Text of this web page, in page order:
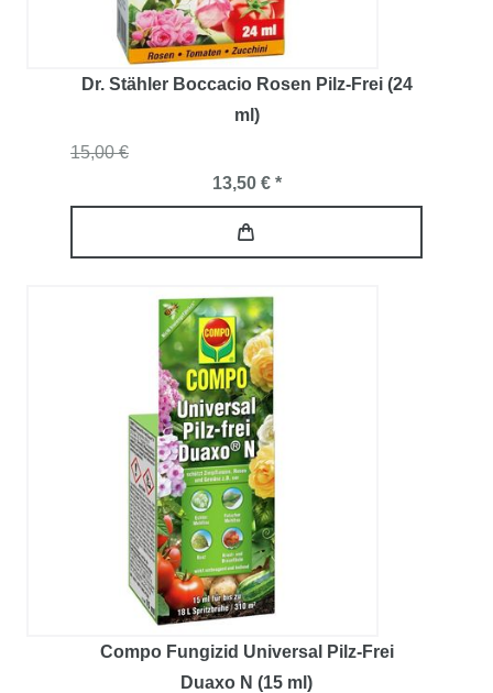
Dr. Stähler Boccacio Rosen Pilz-Frei (24
ml)
15,00 €
13,50 € *
Compo Fungizid Universal Pilz-Frei
Duaxo N (15 ml)